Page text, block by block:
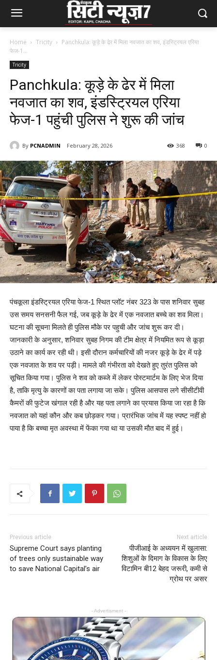
Home Tricity
Panchkula: कूड़े के ढेर में मिला नवजात का शव, इंडस्ट्रियल एरिया
फेज-1...
Tricity
Panchkula: कूड़े के ढेर में मिला
नवजात का शव, इंडस्ट्रियल एरिया
फेज-1 पहुंची पुलिस ने शुरू की जांच
By PCNADMIN February 28, 2026 0
368
पंचकूला इंडस्ट्रियल एरिया फेज-1 स्थित प्लॉट नंबर 323 के पास शनिवार सुबह
उस समय सनसनी फैल गई, जब कूड़े के ढेर में एक नवजात बच्चे का शव मिला।
घटना की सूचना मिलते ही पुलिस मौके पर पहुची और जांच शुरू कर दी।
जानकारी के अनुसार, शनिवार सुबह निगम की टीम क्षेत्र में नियमित रूप से कूड़ा
उठाने का कार्य कर रही थी। इसी दौरान कर्मचारियों की नजर कूड़े के ढेर में पड़े
एक नवजात के शव पर पड़ी। मामले की गंभीरता को देखते हुए तुरंत पुलिस को
सूचित किया गया। पुलिस ने शव को कब्जे में लेकर पोस्टमार्टम के लिए भेज दिया
है, ताकि मृत्यु के कारणों का पता लगाया जा सके। पुलिस आसपास लगे सीसीटीवी
कैमरों की फुटेज खंगाल रही है और यह पता लगाने का प्रयास किया जा रहा है कि
नवजात को यहां कौन और कब छोड़कर गया। प्रारंभिक जांच में यह स्पष्ट नहीं हो
पाया है कि बच्चा मृत अवस्था में फेंका गया था या उसकी मौत बाद में हुई।
Previous article
Supreme Court says planting
of trees only sustainable way
to save National Capital’s air
Next article
पीजीआई के अध्ययन में खुलासा:
शिशुओं के दिमाग के विकास के लिए
विटामिन बी12 बेहद जरूरी, कमी से
ग्रोथ पर असर
- Advertisment -